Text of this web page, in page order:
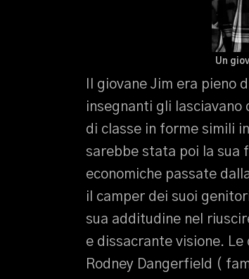
Un
Il giovane Jim era pieno
insegnanti gli lasciavano
di classe in forme simili
sarebbe stata poi la
economiche passate
il camper dei suoi
sua additudine nel
e dissacrante visione.
Rodney Dangerfield (